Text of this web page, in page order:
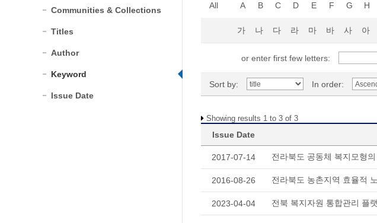
Communities & Collections
Titles
Author
Keyword
Issue Date
All A B C D E F G H
가 나 다 라 마 바 사 아
or enter first few letters:
Sort by: In order:
Showing results 1 to 3 of 3
Issue Date
2017-07-14 전라북도 공동체 복지모형
2016-08-26 전라북도 농촌지역 효율적
2023-04-04 전북 복지자원 통합관리 플